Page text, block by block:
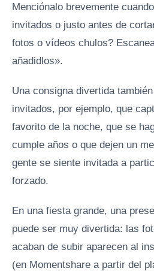
Menciónalo brevemente
invitados o justo antes de
fotos o vídeos chulos?
añadidlos».
Una consigna divertida
invitados, por ejemplo, que
favorito de la noche, que se
cumple años o que dejen un
gente se siente invitada a
forzado.
En una fiesta grande, una
puede ser muy divertida: las
acaban de subir aparecen al
(en Momentshare a partir del